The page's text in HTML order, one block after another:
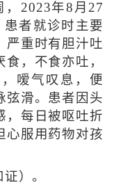
，2023年8月27
患者就诊时主要
严重时有胆汁吐
，不食亦吐，
嗳气叹息，便
弦滑。患者因头
，每日被呕吐折
心服用药物对孩
）。